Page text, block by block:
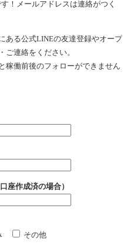
！メールアドレスは連絡がつく
ある公式LINEの友達登録やオープ
ご連絡をください。
稼働前後のフォローができません
座作成済の場合）
その他